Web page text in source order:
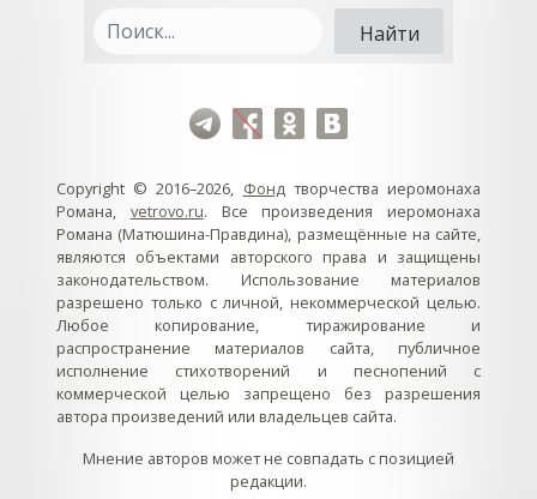
Copyright © 2016–2026, Фондтворчества иеромонаха
Романа, vetrovo.ru. Все произведения иеромонаха
Романа (Матюшина-Правдина), размещённые на сайте,
являются объектами авторского права и защищены
законодательством. Использование материалов
разрешено только с личной, некоммерческой целью.
Любое копирование, тиражирование и
распространение материалов сайта, публичное
исполнение стихотворений и песнопений с
коммерческой целью запрещено без разрешения
автора произведений или владельцев сайта.
Мнение авторов может не совпадать с позицией
редакции.